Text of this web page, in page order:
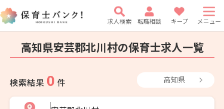
求人検索 転職相談 キープ メニュー
高知県安芸郡北川村の保育士求人一覧
検索結果 0 件 高知県